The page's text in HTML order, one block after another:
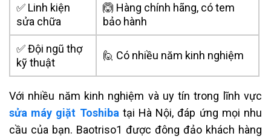
✅ Linh kiện
sửa chữa
🙆 Hàng chính hãng, có tem
bảo hành
✅ Đội ngũ thợ
kỹ thuật
🙋 Có nhiều năm kinh nghiệm
Với nhiều năm kinh nghiệm và uy tín trong lĩnh vực
sửa máy giặt Toshiba tại Hà Nội, đáp ứng mọi nhu
cầu của bạn. Baotriso1 được đông đảo khách hàng